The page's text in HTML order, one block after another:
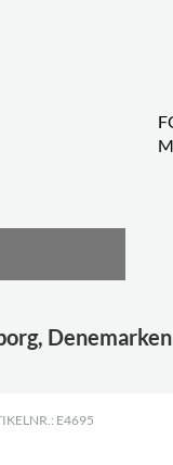
E4695